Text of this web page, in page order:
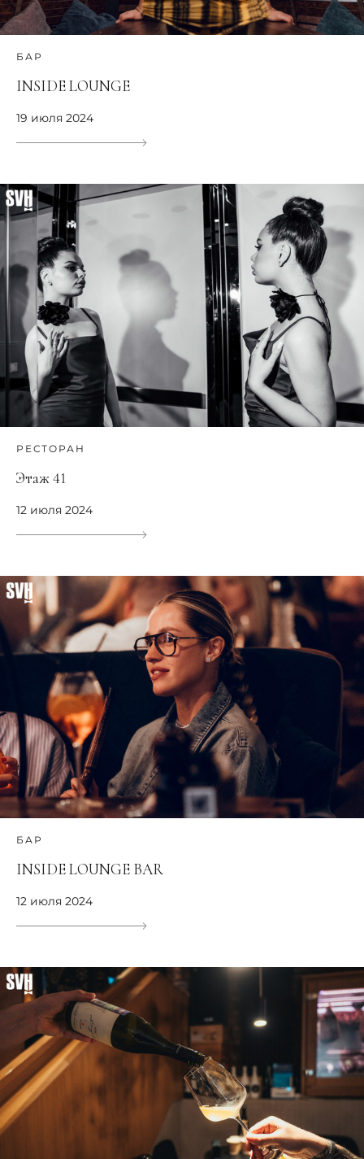
БАР
INSIDE LOUNGE
19 июля 2024
РЕСТОРАН
Этаж 41
12 июля 2024
БАР
INSIDE LOUNGE BAR
12 июля 2024